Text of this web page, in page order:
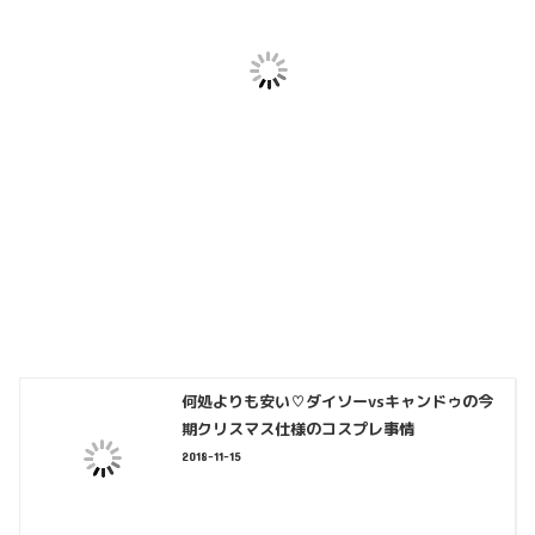
何処よりも安い♡ダイソーvsキャンドゥの今
期クリスマス仕様のコスプレ事情
2018-11-15